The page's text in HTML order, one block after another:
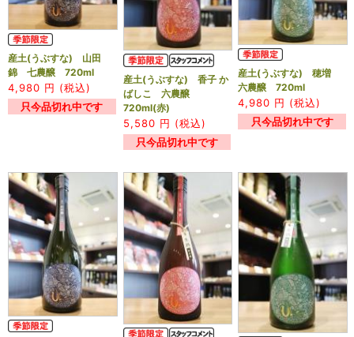
産土(うぶすな) 山田
錦 七農醸 720ml
4,980 円 (税込)
只今品切れ中です
産土(うぶすな) 香子 か
ばしこ 六農醸
720ml(赤)
5,580 円 (税込)
只今品切れ中です
産土(うぶすな) 穂増
六農醸 720ml
4,980 円 (税込)
只今品切れ中です